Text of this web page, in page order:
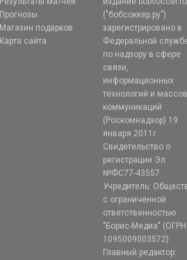
Прогнозы
Магазин подарков
Карта сайта
("бобсоккер.ру")
зарегистрировано в
Федеральной
по надзору в сфере
связи,
информационных
технологий и
коммуникаций
(Роскомнадзор) 19
января 2011г.
Свидетельство о
регистрации Эл
№ФС77-43557.
Учредитель:
с ограниченной
ответственностью
"Борис-Медиа" (ОГРН
1095009003572)
Главный редактор: